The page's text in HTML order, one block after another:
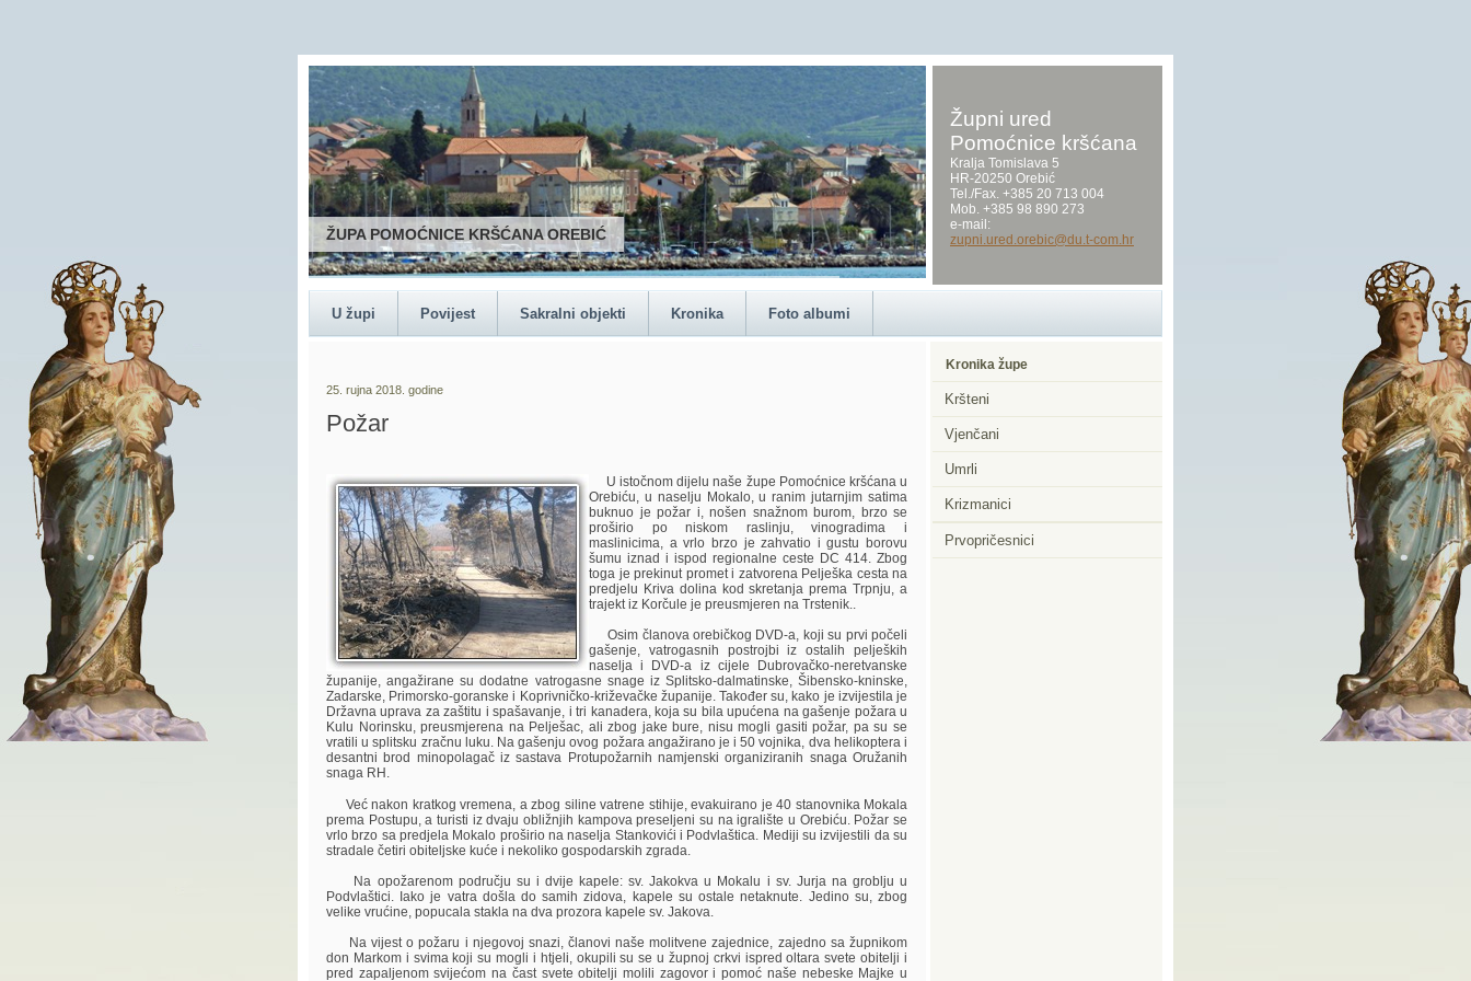
ŽUPA POMOĆNICE KRŠĆANA OREBIĆ
Župni ured
Pomoćnice kršćana
Kralja Tomislava 5
HR-20250 Orebić
Tel./Fax. +385 20 713 004
Mob. +385 98 890 273
e-mail:
zupni.ured.orebic@du.t-com.hr
U župi Povijest Sakralni objekti Kronika Foto albumi
Kronika župe
Kršteni
Vjenčani
Umrli
Krizmanici
Prvopričesnici
25. rujna 2018. godine
Požar
U istočnom dijelu naše župe Pomoćnice kršćana u
Orebiću, u naselju Mokalo, u ranim jutarnjim satima
buknuo je požar i, nošen snažnom burom, brzo se
proširio po niskom raslinju, vinogradima i
maslinicima, a vrlo brzo je zahvatio i gustu borovu
šumu iznad i ispod regionalne ceste DC 414. Zbog
toga je prekinut promet i zatvorena Pelješka cesta na
predjelu Kriva dolina kod skretanja prema Trpnju, a
trajekt iz Korčule je preusmjeren na Trstenik..
Osim članova orebičkog DVD-a, koji su prvi počeli
gašenje, vatrogasnih postrojbi iz ostalih peljeških
naselja i DVD-a iz cijele Dubrovačko-neretvanske
županije, angažirane su dodatne vatrogasne snage iz Splitsko-dalmatinske, Šibensko-kninske,
Zadarske, Primorsko-goranske i Koprivničko-križevačke županije. Također su, kako je izvijestila je
Državna uprava za zaštitu i spašavanje, i tri kanadera, koja su bila upućena na gašenje požara u
Kulu Norinsku, preusmjerena na Pelješac, ali zbog jake bure, nisu mogli gasiti požar, pa su se
vratili u splitsku zračnu luku. Na gašenju ovog požara angažirano je i 50 vojnika, dva helikoptera i
desantni brod minopolagač iz sastava Protupožarnih namjenski organiziranih snaga Oružanih
snaga RH.
Već nakon kratkog vremena, a zbog siline vatrene stihije, evakuirano je 40 stanovnika Mokala
prema Postupu, a turisti iz dvaju obližnjih kampova preseljeni su na igralište u Orebiću. Požar se
vrlo brzo sa predjela Mokalo proširio na naselja Stankovići i Podvlaštica. Mediji su izvijestili da su
stradale četiri obiteljske kuće i nekoliko gospodarskih zgrada.
Na opožarenom području su i dvije kapele: sv. Jakokva u Mokalu i sv. Jurja na groblju u
Podvlaštici. Iako je vatra došla do samih zidova, kapele su ostale netaknute. Jedino su, zbog
velike vrućine, popucala stakla na dva prozora kapele sv. Jakova.
Na vijest o požaru i njegovoj snazi, članovi naše molitvene zajednice, zajedno sa župnikom
don Markom i svima koji su mogli i htjeli, okupili su se u župnoj crkvi ispred oltara svete obitelji i
pred zapaljenom svijećom na čast svete obitelji molili zagovor i pomoć naše nebeske Majke u